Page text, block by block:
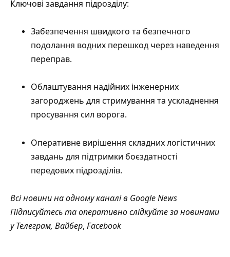
Ключові завдання підрозділу:
Забезпечення швидкого та безпечного
подолання водних перешкод через наведення
переправ.
Облаштування надійних інженерних
загороджень для стримування та ускладнення
просування сил ворога.
Оперативне вирішення складних логістичних
завдань для підтримки боєздатності
передових підрозділів.
Всі новини на одному каналі в Google News
Підписуйтесь та оперативно слідкуйте за новинами
уТелеграм, Вайбер, Facebook